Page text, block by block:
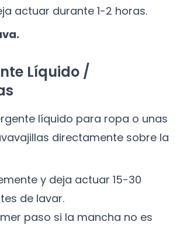
actuar durante 1-2 horas.
Líquido /
líquido para ropa o unas
directamente sobre la
y deja actuar 15-30
de lavar.
paso si la mancha no es